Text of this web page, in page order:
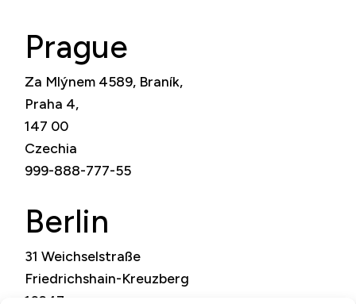
Prague
Za Mlýnem 4589, Braník,
Praha 4,
147 00
Czechia
999-888-777-55
Berlin
31 Weichselstraße
Friedrichshain-Kreuzberg
10247